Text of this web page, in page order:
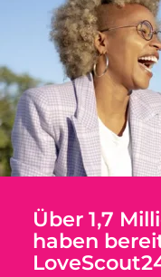
Über 1,7
haben